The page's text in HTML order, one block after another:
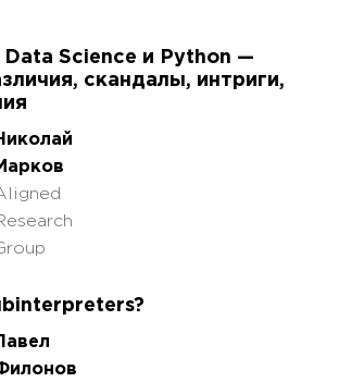
Science и Python —
скандалы, интриги,